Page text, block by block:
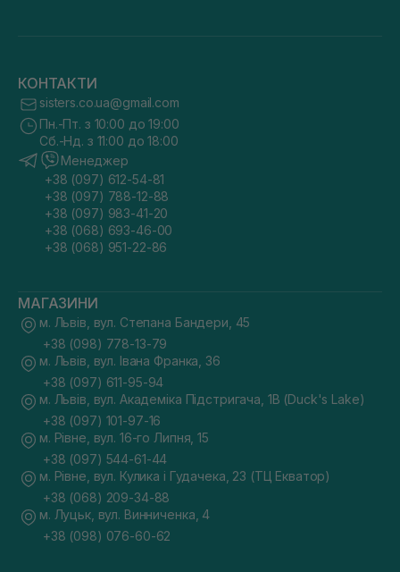
КОНТАКТИ
sisters.co.ua@gmail.com
Пн.-Пт. з 10:00 до 19:00
Сб.-Нд. з 11:00 до 18:00
Менеджер
+38 (097) 612-54-81
+38 (097) 788-12-88
+38 (097) 983-41-20
+38 (068) 693-46-00
+38 (068) 951-22-86
МАГАЗИНИ
м. Львів, вул. Степана Бандери, 45
+38 (098) 778-13-79
м. Львів, вул. Івана Франка, 36
+38 (097) 611-95-94
м. Львів, вул. Академіка Підстригача, 1В (Duck's Lake)
+38 (097) 101-97-16
м. Рівне, вул. 16-го Липня, 15
+38 (097) 544-61-44
м. Рівне, вул. Кулика і Гудачека, 23 (ТЦ Екватор)
+38 (068) 209-34-88
м. Луцьк, вул. Винниченка, 4
+38 (098) 076-60-62